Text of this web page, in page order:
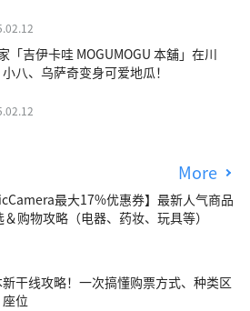
「吉伊卡哇 MOGUMOGU 本舖」在川
八、乌萨奇变身可爱地瓜！
More
最大17%优惠券】最新人气商品
购物攻略（电器、药妆、玩具等）
新干线攻略！一次搞懂购票方式、种类区
位